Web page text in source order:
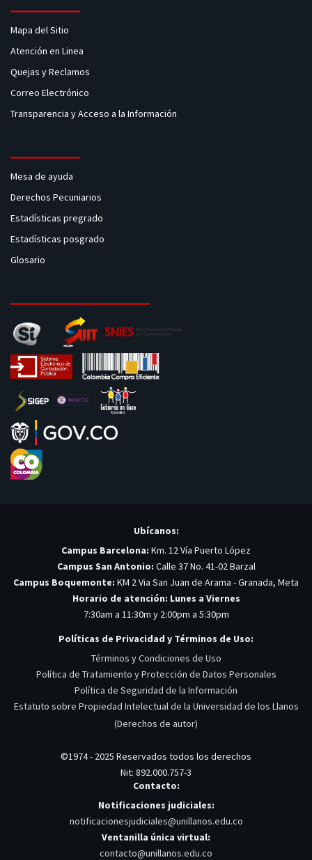
Mapa del Sitio
Atención en Linea
Quejas y Reclamos
Correo Electrónico
Transparencia y Acceso a la Información
Mesa de ayuda
Derechos Pecuniarios
Estadísticas pregrado
Estadísticas posgrado
Glosario
Ubícanos:
Campus Barcelona: Km. 12 Vía Puerto López
Campus San Antonio: Calle 37 No. 41-02 Barzal
Campus Boquemonte: KM 2 Via San Juan de Arama - Granada, Meta
Horario de atención: Lunes a Viernes
7:30am a 11:30m y 2:00pm a 5:30pm
Políticas de Privacidad y Términos de Uso:
Términos y Condiciones de Uso
Política de Tratamiento y Protección de Datos Personales
Política de Seguridad de la Información
Estatuto sobre Propiedad Intelectual de la Universidad de los Llanos
(Derechos de autor)
©1974 - 2025 Reservados todos los derechos
Nit: 892.000.757-3
Contacto:
Notificaciones judiciales:
notificacionesjudiciales@unillanos.edu.co
Ventanilla única virtual:
contacto@unillanos.edu.co